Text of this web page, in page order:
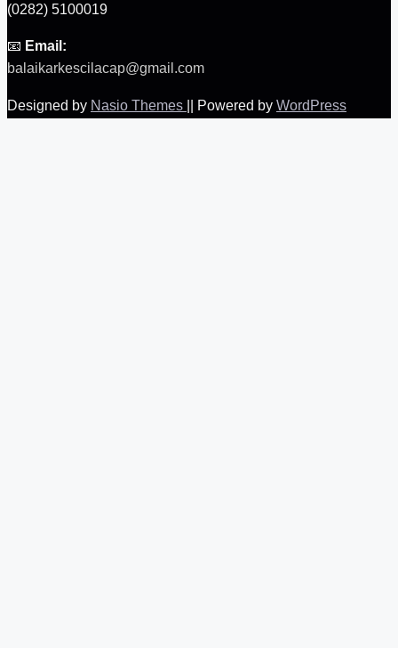
(0282) 5100019
📧 Email:
balaikarkescilacap@gmail.com
Designed by Nasio Themes Powered by WordPress